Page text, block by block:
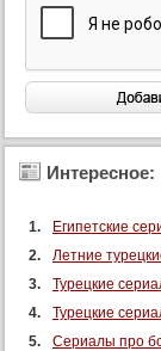
Интересное:
Египетские
Летние
Турецкие
Турецкие
Сериалы про